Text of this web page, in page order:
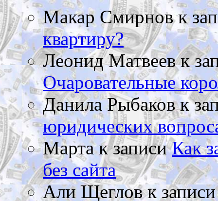
Макар Смирновк
квартиру?
Леонид Матвеевк
Очаровательные
Данила Рыбаковк
юридических
Мартак записиКак
без сайта
Али Щегловк